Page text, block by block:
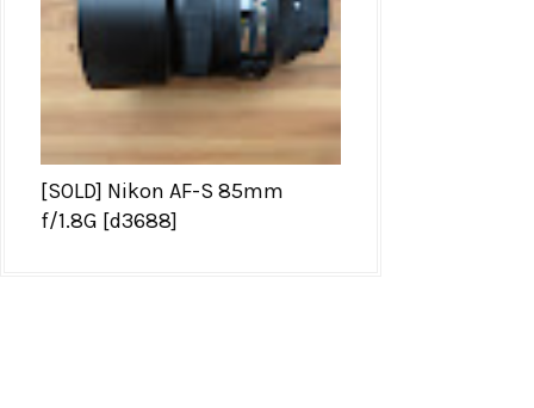
[SOLD] Nikon AF-S 85mm
f/1.8G [d3688]